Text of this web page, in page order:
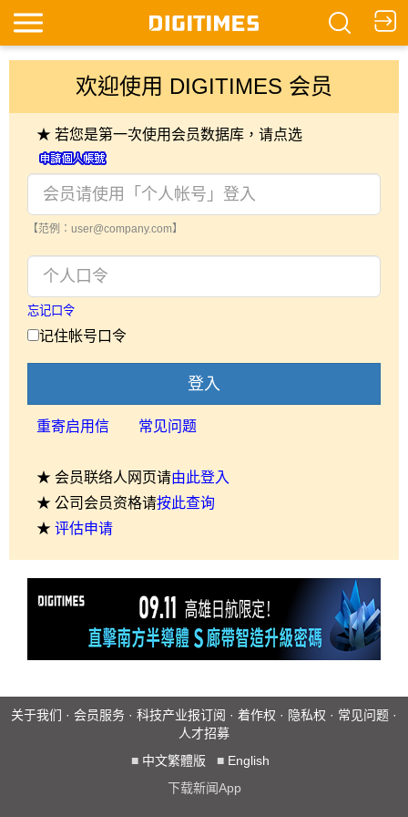
欢迎使用 DIGITIMES 会员
★ 若您是第一次使用会员数据库，请点选
【范例：user@company.com】
忘记口令
记住帐号口令
登入
重寄启用信 常见问题
★ 会员联络人网页请由此登入
★ 公司会员资格请按此查询
★ 评估申请
关于我们 · 会员服务 · 科技产业报订阅 · 着作权 · 隐私权 · 常见问题 ·
人才招募
■ 中文繁體版 ■ English
下载新闻App